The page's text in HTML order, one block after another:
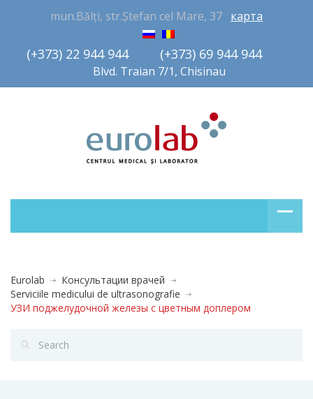
mun.Bălți, str.Ștefan cel Mare, 37 карта
(+373) 22 944 944         (+373) 69 944 944
Blvd. Traian 7/1, Chisinau
Eurolab
Консультации врачей
Serviciile medicului de ultrasonografie
УЗИ поджелудочной железы с цветным доплером